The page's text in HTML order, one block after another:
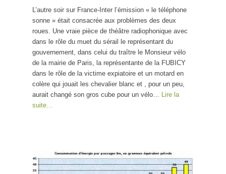
des cyclistes tintent
L’autre soir sur France-Inter l’émission « le téléphone
sonne » était consacrée aux problèmes des deux
roues. Une vraie pièce de théâtre radiophonique avec
dans le rôle du muet du sérail le représentant du
gouvernement, dans celui du traître le Monsieur vélo
de la mairie de Paris, la représentante de la FUBICY
dans le rôle de la victime expiatoire et un motard en
colère qui jouait les chevalier blanc et , pour un peu,
aurait changé son gros cube pour un vélo… Lire la
suite…